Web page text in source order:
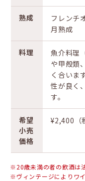
熟成
フレンチ
月熟成
料理
魚介料理
や甲殻類
く合いま
性が良く
す。
希望
小売
価格
¥2,400（
※20歳未満の者の飲酒は
※ヴィンテージによりワ